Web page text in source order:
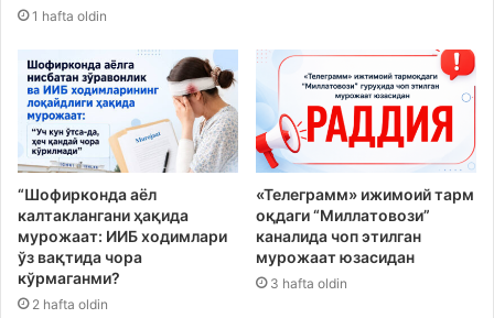
1 hafta oldin
“Шофирконда аёл
калтаклангани ҳақида
мурожаат: ИИБ ходимлари
ўз вақтида чора
кўрмаганми?
2 hafta oldin
«Телеграмм» ижимоий тарм
оқдаги “Миллатовози”
каналида чоп этилган
мурожаат юзасидан
3 hafta oldin